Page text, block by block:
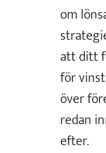
om
att ditt
för
över
redan
efter.